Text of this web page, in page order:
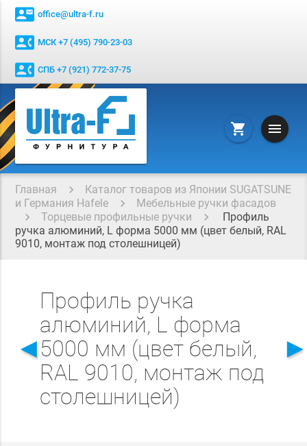
contact_mail office@ultra-f.ru
contact_phone МСК +7 (495) 790-23-03
contact_phone СПБ +7 (921) 772-37-75
shopping_cart menu
Главная
Каталог товаров из Японии SUGATSUNE
и Германия Hafele
Мебельные ручки фасадов
Торцевые профильные ручки
Профиль
ручка алюминий, L форма 5000 мм (цвет белый, RAL
9010, монтаж под столешницей)
◄
Профиль ручка
алюминий, L форма
5000 мм (цвет белый,
RAL 9010, монтаж под
столешницей)